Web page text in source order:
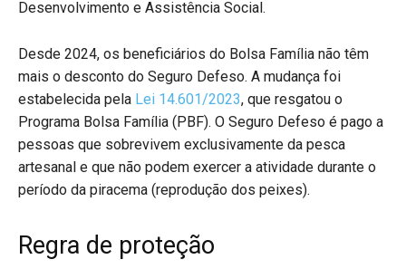
Desenvolvimento e Assistência Social.
Desde 2024, os beneficiários do Bolsa Família não têm
mais o desconto do Seguro Defeso. A mudança foi
estabelecida pela Lei 14.601/2023, que resgatou o
Programa Bolsa Família (PBF). O Seguro Defeso é pago a
pessoas que sobrevivem exclusivamente da pesca
artesanal e que não podem exercer a atividade durante o
período da piracema (reprodução dos peixes).
Regra de proteção